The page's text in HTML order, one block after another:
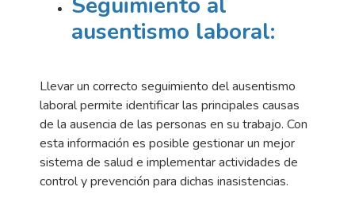
ausentismo laboral:
Llevar un correcto seguimiento del ausentismo
laboral permite identificar las principales causas
de la ausencia de las personas en su trabajo. Con
esta información es posible gestionar un mejor
sistema de salud e implementar actividades de
control y prevención para dichas inasistencias.